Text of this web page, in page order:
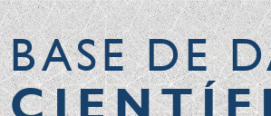
BASE DE